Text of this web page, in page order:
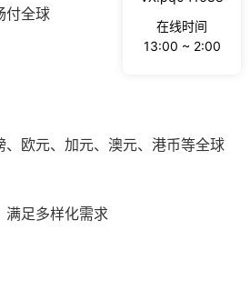
付全球
、欧元、加元、澳元、港币等全球
满足多样化需求
在线时间
13:00 ~ 2:00